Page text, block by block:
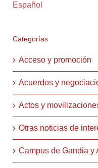
Español
Categorías
Acceso y promoción
Acuerdos y
Actos y
Otras noticias de
Campus de Gandia y